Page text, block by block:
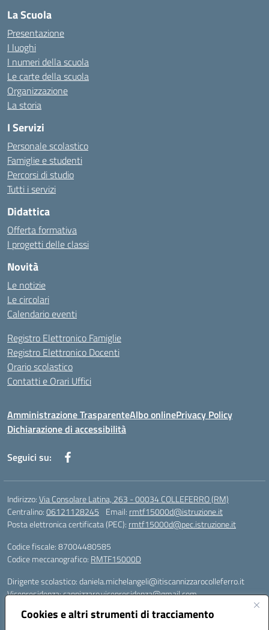
Cookies e altri strumenti di tracciamento
La Scuola
Presentazione
I luoghi
I numeri della scuola
Le carte della scuola
Organizzazione
La storia
I Servizi
Personale scolastico
Famiglie e studenti
Percorsi di studio
Tutti i servizi
Didattica
Offerta formativa
I progetti delle classi
Novità
Le notizie
Le circolari
Calendario eventi
Registro Elettronico Famiglie
Registro Elettronico Docenti
Orario scolastico
Contatti e Orari Uffici
Amministrazione TrasparenteAlbo onlinePrivacy Policy
Dichiarazione di accessibilità
Seguici su:
Indirizzo:Via Consolare Latina, 263 - 00034 COLLEFERRO (RM)
Centralino:06121128245 Email: rmtf15000d@istruzione.it
Posta elettronica certificata (PEC): rmtf15000d@pec.istruzione.it
Codice fiscale: 87004480585
Codice meccanografico: RMTF15000D
Dirigente scolastico: daniela.michelangeli@itiscannizzarocolleferro.it
Vicepresidenza: cannizzaro.vicepresidenza@gmail.com